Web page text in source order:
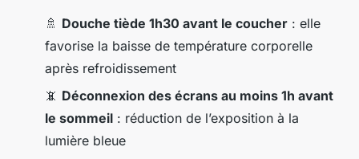
🚿 Douche tiède 1h30 avant le coucher : elle
favorise la baisse de température corporelle
après refroidissement
📵 Déconnexion des écrans au moins 1h avant
le sommeil : réduction de l’exposition à la
lumière bleue